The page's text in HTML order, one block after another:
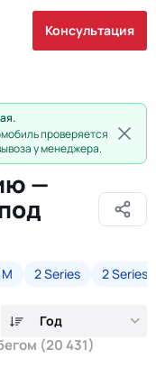
Консультация
проверяется
у менеджера.
—
2 Series 2 Series
Год
(20 431)